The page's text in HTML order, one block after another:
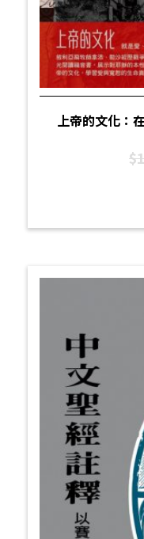
上帝的文化：
$